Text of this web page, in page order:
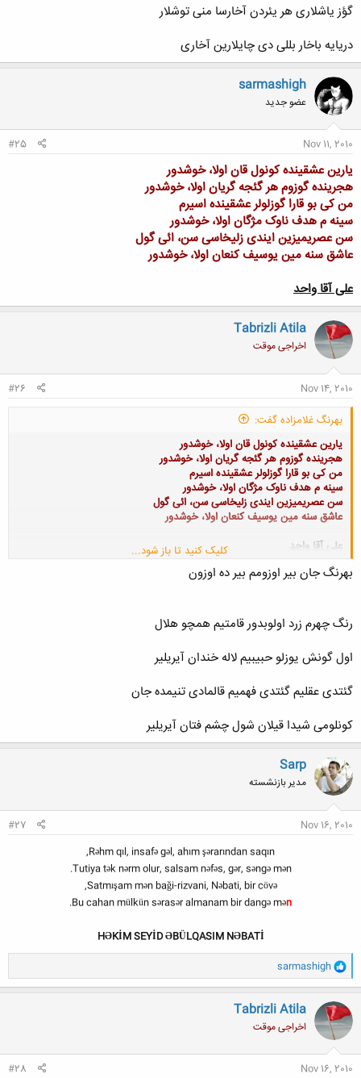
گؤز ياشلاری هر يئردن آخارسا منی توشلار
دريايه باخار بللی دی چايلارين آخاری
sarmashigh
عضو جدید
Nov 11, 2010
#25
یارین عشقینده کونول قان اولا، خوشدور
هجرینده گوزوم هر گئجه گریان اولا، خوشدور
من کی بو قارا گوزلولر عشقینده اسیرم
سینه م هدف ناوک مژگان اولا، خوشدور
سن عصریمیزین ایندی زلیخاسی سن، ائی گول
عاشق سنه مین یوسیف کنعان اولا، خوشدور
علی آقا واحد
Tabrizli Atila
اخراجی موقت
Nov 14, 2010
#26
بهرنگ غلامزاده گفت:
یارین عشقینده کونول قان اولا، خوشدور
هجرینده گوزوم هر گئجه گریان اولا، خوشدور
من کی بو قارا گوزلولر عشقینده اسیرم
سینه م هدف ناوک مژگان اولا، خوشدور
سن عصریمیزین ایندی زلیخاسی سن، ائی گول
عاشق سنه مین یوسیف کنعان اولا، خوشدور
علی آقا واحد
کلیک کنید تا باز شود...
بهرنگ جان بیر اوزومم بیر ده اوزون
رنگ چهرم زرد اولوبدور قامتیم همچو هلال
اول گونش یوزلو حبیبیم لاله خندان آیریلیر
گئتدی عقلیم گئتدی فهمیم قالمادی تنیمده جان
کونلومی شیدا قیلان شول چشم فتان آیریلیر
Sarp
مدیر بازنشسته
Nov 16, 2010
#27
Rəhm qıl, insafə gəl, ahım şərarından saqın,
Tutiya tək nərm olur, salsam nəfəs, gər, səngə mən.
Satmışam mən baği-rizvani, Nəbati, bir cövə,
Bu cahan mülkün sərasər almanam bir dangə mən
.
HƏKİM SEYİD ƏBÜLQASIM NƏBATİ
و
ا
ک
ن
ش
ه
ا
sarmashigh
Tabrizli Atila
اخراجی موقت
Nov 16, 2010
#28